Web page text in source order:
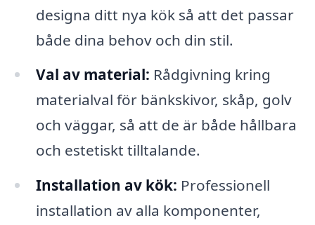
designa ditt nya kök så att det passar
både dina behov och din stil.
Val av material: Rådgivning kring
materialval för bänkskivor, skåp, golv
och väggar, så att de är både hållbara
och estetiskt tilltalande.
Installation av kök: Professionell
installation av alla komponenter,